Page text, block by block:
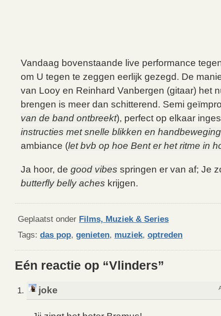
Vandaag bovenstaande live performance
om U tegen te zeggen eerlijk gezegd. De
van Looy en Reinhard Vanbergen (gitaar) het
brengen is meer dan schitterend. Semi
van de band ontbreekt), perfect op elkaar
instructies met snelle blikken en
ambiance (let bvb op hoe Bent er het ritme in
Ja hoor, de good vibes springen er van af; Je
butterfly belly aches krijgen.
Geplaatst onder Films, Muziek & Series
Tags: das pop, genieten, muziek, optreden
Eén reactie op “Vlinders”
joke